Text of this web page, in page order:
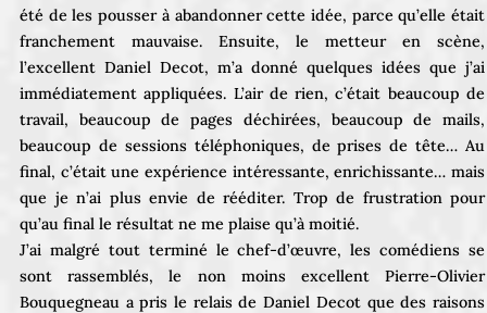
été de les pousser à abandonner cette idée, parce qu’elle était
franchement mauvaise. Ensuite, le metteur en scène,
l’excellent Daniel Decot, m’a donné quelques idées que j’ai
immédiatement appliquées. L’air de rien, c’était beaucoup de
travail, beaucoup de pages déchirées, beaucoup de mails,
beaucoup de sessions téléphoniques, de prises de tête… Au
final, c’était une expérience intéressante, enrichissante… mais
que je n’ai plus envie de rééditer. Trop de frustration pour
qu’au final le résultat ne me plaise qu’à moitié.
J’ai malgré tout terminé le chef-d’œuvre, les comédiens se
sont rassemblés, le non moins excellent Pierre-Olivier
Bouquegneau a pris le relais de Daniel Decot que des raisons